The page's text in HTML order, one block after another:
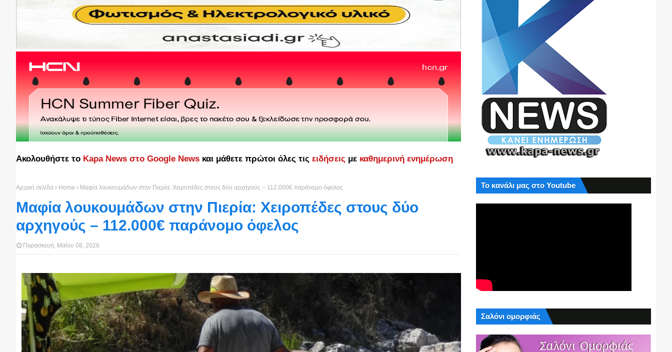
Ακολουθήστε το Kapa News στο Google News και μάθετε πρώτοι όλες τις ειδήσεις με καθημερινή ενημέρωση
Αρχική σελίδα Home Μαφία λουκουμάδων στην Πιερία: Χειροπέδες στους δύο αρχηγούς – 112.000€ παράνομο όφελος
Μαφία λουκουμάδων στην Πιερία: Χειροπέδες στους δύο
αρχηγούς – 112.000€ παράνομο όφελος
Παρασκευή, Μαΐου 08, 2026
Το κανάλι μας στο Youtube
Σαλόνι ομορφιάς